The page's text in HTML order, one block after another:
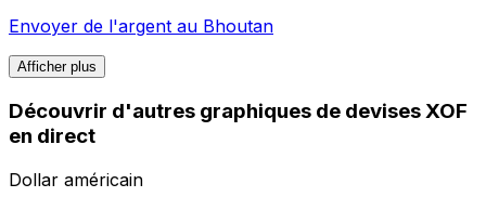
Envoyer de l'argent au Bhoutan
Afficher plus
Découvrir d'autres graphiques de devises XOF
en direct
Dollar américain